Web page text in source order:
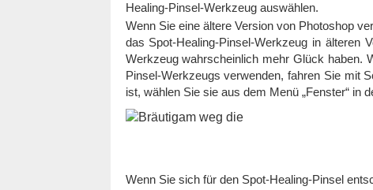
Healing-Pinsel-Werkzeug auswählen.
Wenn Sie eine ältere Version von Photoshop
das Spot-Healing-Pinsel-Werkzeug in älteren
Werkzeug wahrscheinlich mehr Glück haben.
Pinsel-Werkzeugs verwenden, fahren Sie mit
ist, wählen Sie sie aus dem Menü „Fenster“ in
Wenn Sie sich für den Spot-Healing-Pinsel